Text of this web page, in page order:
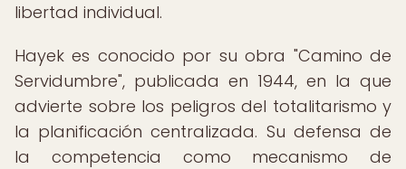
libertad individual.
Hayek es conocido por su obra "Camino de
Servidumbre", publicada en 1944, en la que
advierte sobre los peligros del totalitarismo y
la planificación centralizada. Su defensa de
la competencia como mecanismo de